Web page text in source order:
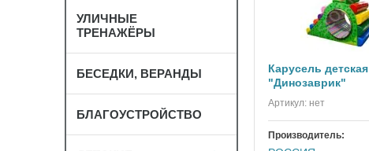
Карусель детская
"Динозаврик"
Артикул: нет
Производитель:
УЛИЧНЫЕ
ТРЕНАЖЁРЫ
БЕСЕДКИ, ВЕРАНДЫ
БЛАГОУСТРОЙСТВО